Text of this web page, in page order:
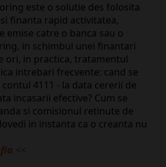
este o solutie des folosita
finanta rapid activitatea,
emise catre o banca sau o
in schimbul unei finantari
ori, in practica, tratamentul
intrebari frecvente: cand se
4111 - la data cererii de
incasarii efective? Cum se
si comisionul retinute de
in instanta ca o creanta nu
<<